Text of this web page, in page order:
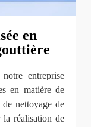
en
entreprise
en matière de
nettoyage de
la réalisation de